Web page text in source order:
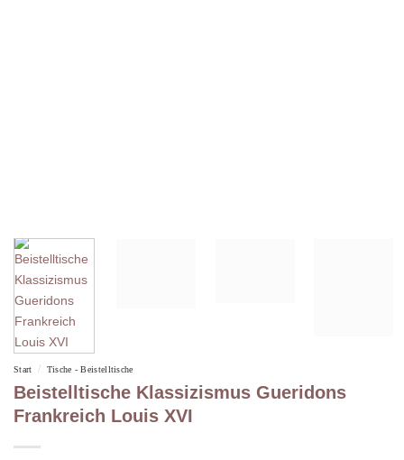
Start / Tische - Beistelltische
Beistelltische Klassizismus Gueridons
Frankreich Louis XVI